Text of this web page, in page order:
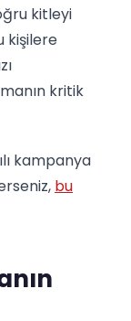
kitleyi
kişilere
kritik
kampanya
bu